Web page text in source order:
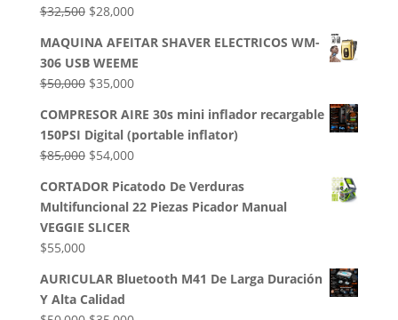
$32,500 El
original
era:
$32,500.
$28,000El
actual
es:
$28,000.
MAQUINA AFEITAR SHAVER ELECTRICOS WM-
306 USB WEEME
$50,000 El
original
era:
$50,000.
$35,000El
actual
es:
$35,000.
COMPRESOR AIRE 30s mini inflador recargable
150PSI Digital (portable inflator)
$85,000 El
original
era:
$85,000.
$54,000El
actual
es:
CORTADOR Picatodo De Verduras
Multifuncional 22 Piezas Picador Manual
VEGGIE SLICER
$55,000
AURICULAR Bluetooth M41 De Larga Duración
Y Alta Calidad